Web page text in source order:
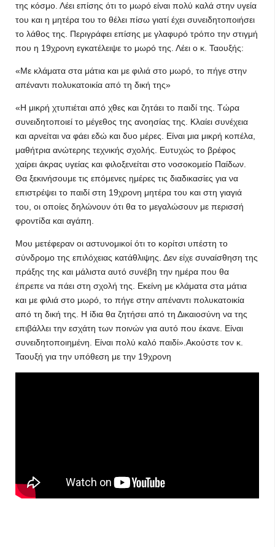
της κόσμο. Λέει επίσης ότι το μωρό είναι πολύ καλά στην υγεία
του και η μητέρα του το θέλει πίσω γιατί έχει συνειδητοποιήσει
το λάθος της. Περιγράφει επίσης με γλαφυρό τρόπο την στιγμή
που η 19χρονη εγκατέλειψε το μωρό της. Λέει ο κ. Ταουξής:
«Με κλάματα στα μάτια και με φιλιά στο μωρό, το πήγε στην
απέναντι πολυκατοικία από τη δική της»
«Η μικρή χτυπιέται από χθες και ζητάει το παιδί της. Τώρα
συνειδητοποιεί το μέγεθος της ανοησίας της. Κλαίει συνέχεια
και αρνείται να φάει εδώ και δυο μέρες. Είναι μια μικρή κοπέλα,
μαθήτρια ανώτερης τεχνικής σχολής. Ευτυχώς το βρέφος
χαίρει άκρας υγείας και φιλοξενείται στο νοσοκομείο Παίδων.
Θα ξεκινήσουμε τις επόμενες ημέρες τις διαδικασίες για να
επιστρέψει το παιδί στη 19χρονη μητέρα του και στη γιαγιά
του, οι οποίες δηλώνουν ότι θα το μεγαλώσουν με περισσή
φροντίδα και αγάπη.
Μου μετέφεραν οι αστυνομικοί ότι το κορίτσι υπέστη το
σύνδρομο της επιλόχειας κατάθλιψης. Δεν είχε συναίσθηση της
πράξης της και μάλιστα αυτό συνέβη την ημέρα που θα
έπρεπε να πάει στη σχολή της. Εκείνη με κλάματα στα μάτια
και με φιλιά στο μωρό, το πήγε στην απέναντι πολυκατοικία
από τη δική της. Η ίδια θα ζητήσει από τη Δικαιοσύνη να της
επιβάλλει την εσχάτη των ποινών για αυτό που έκανε. Είναι
συνειδητοποιημένη. Είναι πολύ καλό παιδί».Ακούστε τον κ.
Ταουξή για την υπόθεση με την 19χρονη